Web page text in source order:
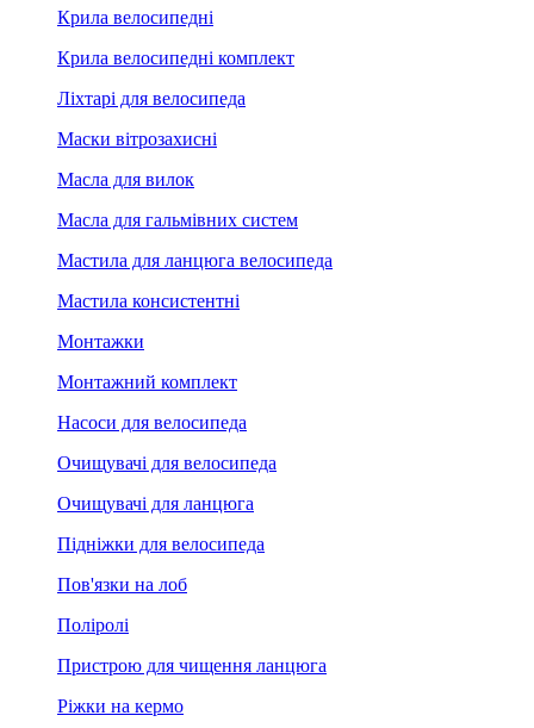
Крила велосипедні
Крила велосипедні комплект
Ліхтарі для велосипеда
Маски вітрозахисні
Масла для вилок
Масла для гальмівних систем
Мастила для ланцюга велосипеда
Мастила консистентні
Монтажки
Монтажний комплект
Насоси для велосипеда
Очищувачі для велосипеда
Очищувачі для ланцюга
Підніжки для велосипеда
Пов'язки на лоб
Поліролі
Пристрою для чищення ланцюга
Ріжки на кермо